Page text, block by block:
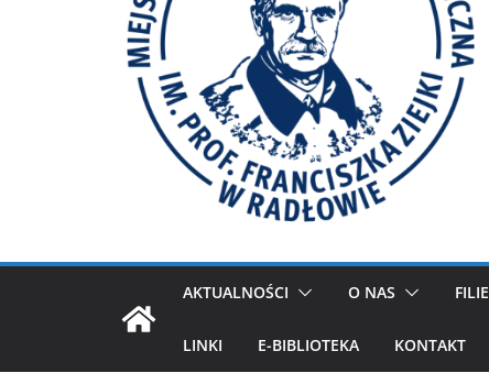
AKTUALNOŚCI O NAS FILIE
LINKI E-BIBLIOTEKA KONTAKT